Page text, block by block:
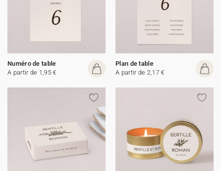
Numéro de table
A partir de 1,95 €
Plan de table
A partir de 2,17 €